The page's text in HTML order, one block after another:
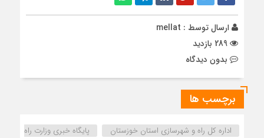
ارسال توسط : mellat
بدون دیدگاه
برچسب ها
اداره كل راه و شهرسازي استان خوزستان
پایگاه خبری وزارت راه